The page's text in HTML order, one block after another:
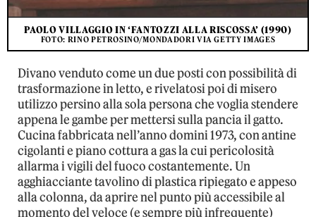
PAOLO VILLAGGIO IN ‘FANTOZZI ALLA RISCOSSA’ (1990)
FOTO: RINO PETROSINO/MONDADORI VIA GETTY IMAGES
Divano venduto come un due posti con possibilità di
trasformazione in letto, e rivelatosi poi di misero
utilizzo persino alla sola persona che voglia stendere
appena le gambe per mettersi sulla pancia il gatto.
Cucina fabbricata nell’anno domini 1973, con antine
cigolanti e piano cottura a gas la cui pericolosità
allarma i vigili del fuoco costantemente. Un
agghiacciante tavolino di plastica ripiegato e appeso
alla colonna, da aprire nel punto più accessibile al
momento del veloce (e sempre più infrequente)